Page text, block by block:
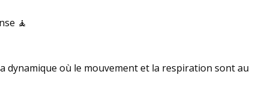
🧘
dynamique où le mouvement et la respiration sont au